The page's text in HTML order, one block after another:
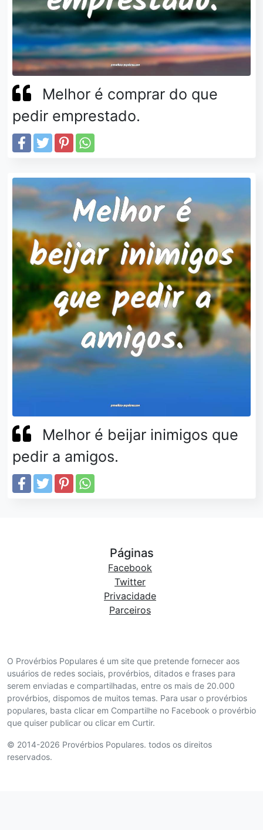
Melhor é comprar do que
pedir emprestado.
Melhor é beijar inimigos que
pedir a amigos.
O Provérbios Populares é um site que pretende fornecer aos
usuários de redes sociais, provérbios, ditados e frases para
serem enviadas e compartilhadas, entre os mais de 20.000
provérbios, dispomos de muitos temas. Para usar o provérbios
populares, basta clicar em Compartilhe no Facebook o provérbio
que quiser publicar ou clicar em Curtir.
© 2014-2026 Provérbios Populares. todos os direitos
reservados.
Páginas
Facebook
Twitter
Privacidade
Parceiros